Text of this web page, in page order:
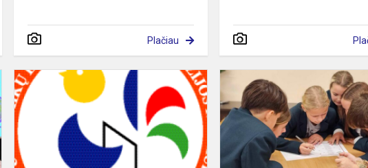
Plačiau
Klaipėdos
miesto
mokyklų
viktorina-
konkursas
,,MAGIŠKOJI
"DAINŲ
DAINELĖ"